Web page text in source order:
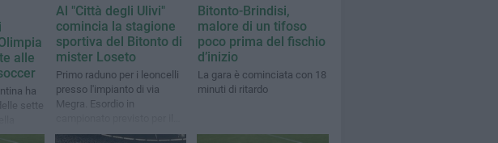
alle
ha
sette
Al "Città degli Ulivi"
comincia la stagione
sportiva del Bitonto di
mister Loseto
Primo raduno per i leoncelli
presso l'impianto di via
Megra. Esordio in
prossimo 4 settembre
Bitonto-Brindisi,
malore di un tifoso
poco prima del fischio
d’inizio
La gara è cominciata con 18
minuti di ritardo